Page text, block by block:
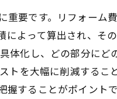
要です。リフォーム
よって算出され、そ
体化し、どの部分にど
トを大幅に削減する
することがポイント